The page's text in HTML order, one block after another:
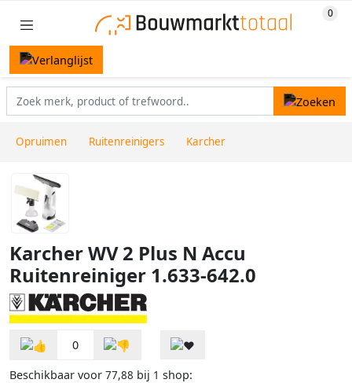
Opruimen Ruitenreinigers Karcher
Karcher WV 2 Plus N Accu
Ruitenreiniger 1.633-642.0
0
Beschikbaar voor 77,88 bij 1 shop: